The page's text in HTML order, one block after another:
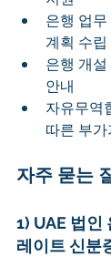
은행 업
계획 수립
은행 개
안내
자유무역
따른 부가
자주 묻는
1) UAE 법인
레이트 신분